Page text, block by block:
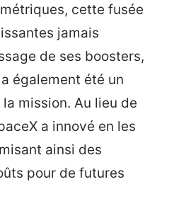
cette fusée
jamais
de ses boosters,
également été un
mission. Au lieu de
a innové en les
ainsi des
pour de futures